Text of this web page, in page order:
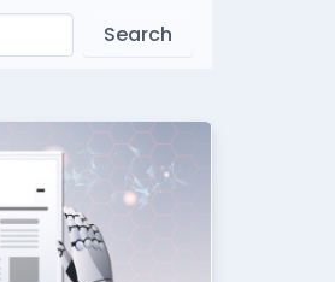
Search